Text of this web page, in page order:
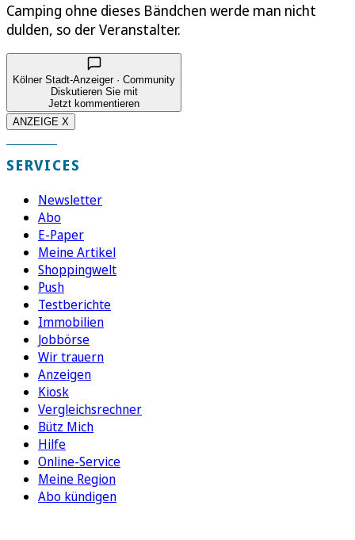
Camping ohne dieses Bändchen werde man nicht
dulden, so der Veranstalter.
Kölner Stadt-Anzeiger · Community
Diskutieren Sie mit
Jetzt kommentieren
ANZEIGE X
SERVICES
Newsletter
Abo
E-Paper
Meine Artikel
Shoppingwelt
Push
Testberichte
Immobilien
Jobbörse
Wir trauern
Anzeigen
Kiosk
Vergleichsrechner
Bütz Mich
Hilfe
Online-Service
Meine Region
Abo kündigen